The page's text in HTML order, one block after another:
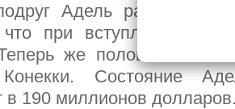
Адель
что при вступлении в
же половина ее
Состояние
в 190 миллионов